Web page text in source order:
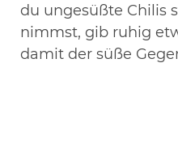
du ungesüßte Chilis
nimmst, gib ruhig
damit der süße